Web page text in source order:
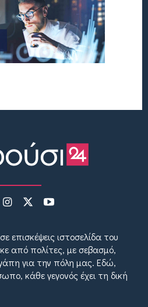
ιστοσελίδα του
από πολίτες, με σεβασμό,
για την πόλη μας. Εδώ,
κάθε γεγονός έχει τη δική